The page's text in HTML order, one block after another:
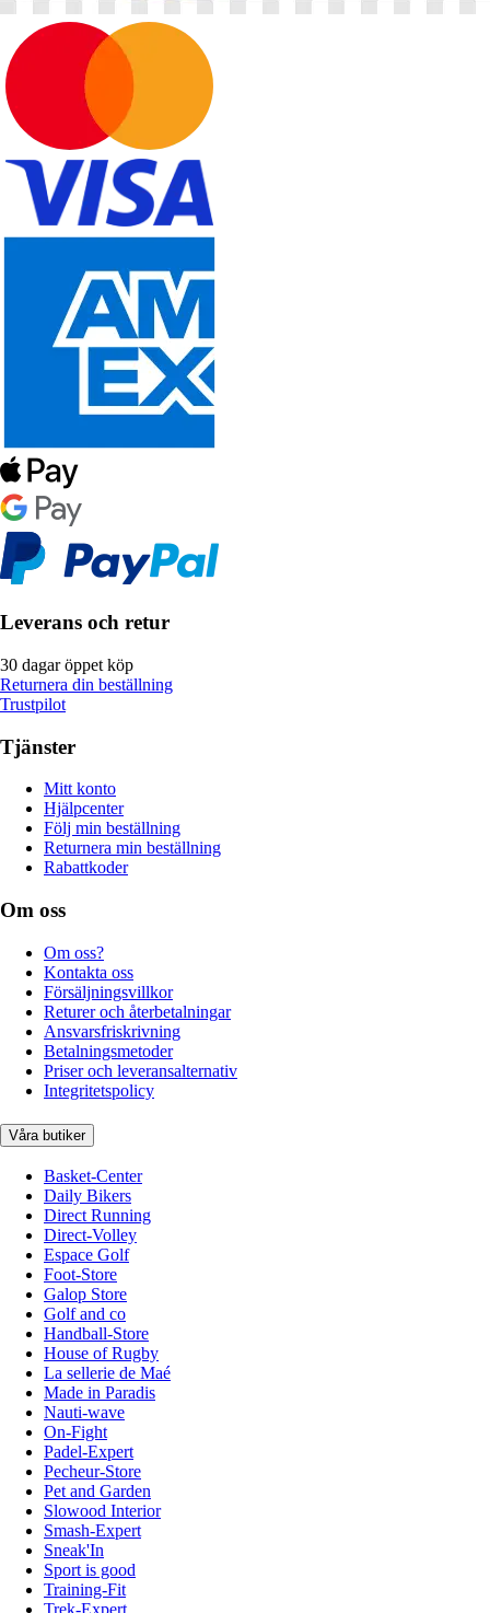
Leverans och retur
30 dagar öppet köp
Returnera din beställning
Trustpilot
Tjänster
Mitt konto
Hjälpcenter
Följ min beställning
Returnera min beställning
Rabattkoder
Om oss
Om oss?
Kontakta oss
Försäljningsvillkor
Returer och återbetalningar
Ansvarsfriskrivning
Betalningsmetoder
Priser och leveransalternativ
Integritetspolicy
Våra butiker
Basket-Center
Daily Bikers
Direct Running
Direct-Volley
Espace Golf
Foot-Store
Galop Store
Golf and co
Handball-Store
House of Rugby
La sellerie de Maé
Made in Paradis
Nauti-wave
On-Fight
Padel-Expert
Pecheur-Store
Pet and Garden
Slowood Interior
Smash-Expert
Sneak'In
Sport is good
Training-Fit